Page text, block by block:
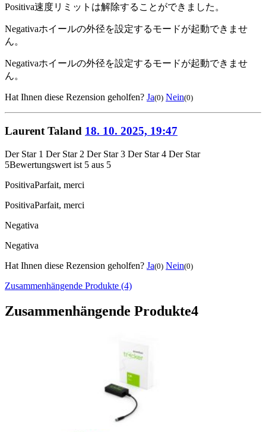
Positiva速度リミットは解除することができました。
Negativaホイールの外径を設定するモードが起動できませ
ん。
Negativaホイールの外径を設定するモードが起動できませ
ん。
Hat Ihnen diese Rezension geholfen? Ja(0) Nein(0)
Laurent Taland 18. 10. 2025, 19:47
Der Star 1 Der Star 2 Der Star 3 Der Star 4 Der Star
5Bewertungswert ist 5 aus 5
PositivaParfait, merci
PositivaParfait, merci
Negativa
Negativa
Hat Ihnen diese Rezension geholfen? Ja(0) Nein(0)
Zusammenhängende Produkte (4)
Zusammenhängende Produkte4